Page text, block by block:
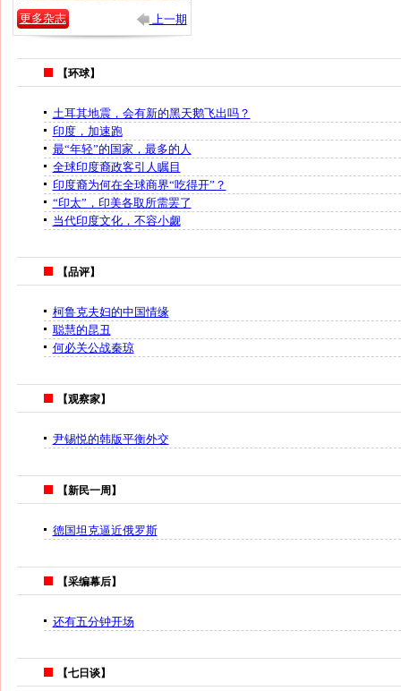
更多杂志 上一期
【环球】
土耳其地震，会有新的黑天鹅飞出吗？
印度，加速跑
最“年轻”的国家，最多的人
全球印度裔政客引人瞩目
印度裔为何在全球商界“吃得开”？
“印太”，印美各取所需罢了
当代印度文化，不容小觑
【品评】
柯鲁克夫妇的中国情缘
聪慧的昆丑
何必关公战秦琼
【观察家】
尹锡悦的韩版平衡外交
【新民一周】
德国坦克逼近俄罗斯
【采编幕后】
还有五分钟开场
【七日谈】